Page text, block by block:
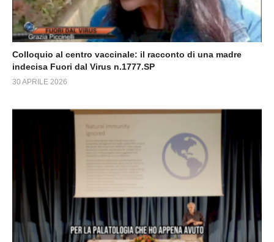
Colloquio al centro vaccinale: il racconto di una madre
indecisa Fuori dal Virus n.1777.SP
30 APRILE 2026